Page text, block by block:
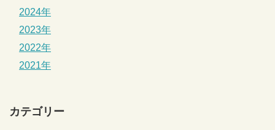
2024年
2023年
2022年
2021年
カテゴリー